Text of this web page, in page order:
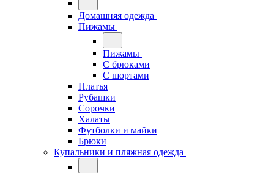
Домашняя одежда
Пижамы
Пижамы
С брюками
С шортами
Платья
Рубашки
Сорочки
Халаты
Футболки и майки
Брюки
Купальники и пляжная одежда